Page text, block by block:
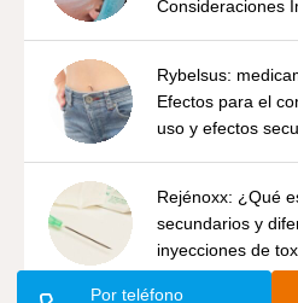
Consideraciones
Rybelsus:
Efectos para el
uso y efectos
Rejénoxx: ¿Qué
secundarios y
inyecciones de
Por teléfono